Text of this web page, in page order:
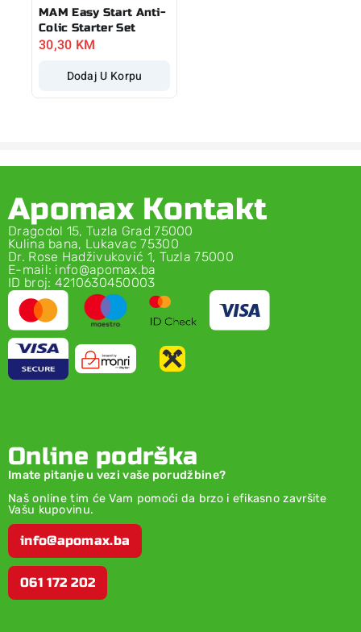
MAM Easy Start Anti-
Colic Starter Set
30,30 KM
Dodaj U Korpu
Apomax Kontakt
Dragodol 15, Tuzla Grad 75000
Kulina bana, Lukavac 75300
Dr. Rose Hadživuković 1, Tuzla 75000
E-mail: info@apomax.ba
ID broj: 4210630450003
Online podrška
Imate pitanje u vezi vaše porudžbine?
Naš online tim će Vam pomoći da brzo i efikasno završite
Vašu kupovinu.
info@apomax.ba
061 172 202